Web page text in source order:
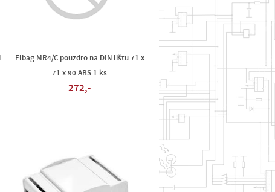
Elbag MR4/C pouzdro na DIN lištu 71 x
71 x 90 ABS 1 ks
272,-